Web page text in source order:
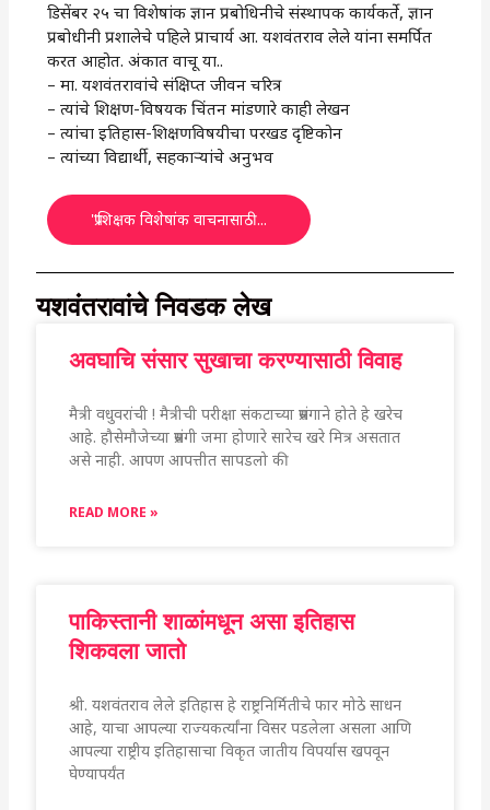
डिसेंबर २५ चा विशेषांक ज्ञान प्रबोधिनीचे संस्थापक कार्यकर्ते, ज्ञान
प्रबोधीनी प्रशालेचे पहिले प्राचार्य आ. यशवंतराव लेले यांना समर्पित
करत आहोत. अंकात वाचू या..
– मा. यशवंतरावांचे संक्षिप्त जीवन चरित्र
– त्यांचे शिक्षण-विषयक चिंतन मांडणारे काही लेखन
– त्यांचा इतिहास-शिक्षणविषयीचा परखड दृष्टिकोन
– त्यांच्या विद्यार्थी, सहकाऱ्यांचे अनुभव
'प्र'शिक्षक विशेषांक वाचनासाठी...
यशवंतरावांचे निवडक लेख
अवघाचि संसार सुखाचा करण्यासाठी विवाह
मैत्री वधुवरांची ! मैत्रीची परीक्षा संकटाच्या प्रसंगाने होते हे खरेच
आहे. हौसेमौजेच्या प्रसंगी जमा होणारे सारेच खरे मित्र असतात
असे नाही. आपण आपत्तीत सापडलो की
READ MORE »
पाकिस्तानी शाळांमधून असा इतिहास
शिकवला जातो
श्री. यशवंतराव लेले इतिहास हे राष्ट्रनिर्मितीचे फार मोठे साधन
आहे, याचा आपल्या राज्यकर्त्यांना विसर पडलेला असला आणि
आपल्या राष्ट्रीय इतिहासाचा विकृत जातीय विपर्यास खपवून
घेण्यापर्यंत